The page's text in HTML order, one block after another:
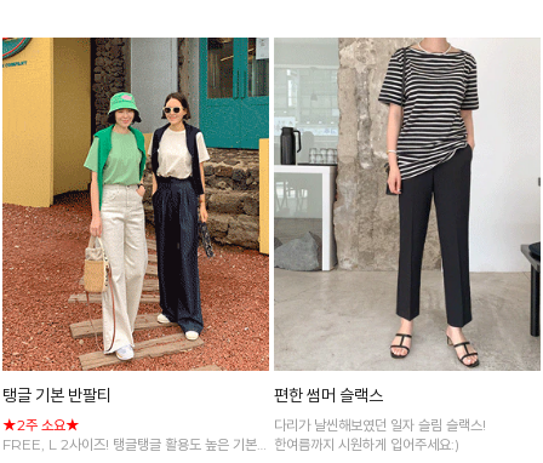
탱글 기본 반팔티
★2주 소요★
FREE, L 2사이즈! 탱글탱글 활용도 높은 기본
편한 썸머 슬랙스
다리가 날씬해보였던 일자 슬림 슬랙스!
한여름까지 시원하게 입어주세요:)